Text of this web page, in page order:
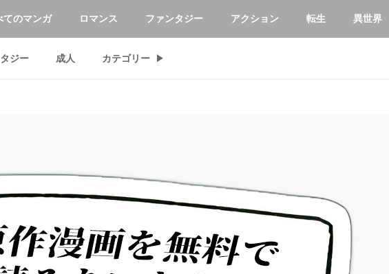
てのマンガ ロマンス ファンタジー アクション 転生 異世界
ジー 成人 カテゴリー